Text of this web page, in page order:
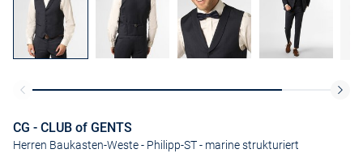
CG - CLUB of GENTS
Herren Baukasten-Weste - Philipp-ST- marine strukturiert